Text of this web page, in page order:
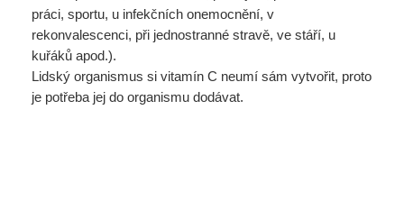
práci, sportu, u infekčních onemocnění, v
rekonvalescenci, při jednostranné stravě, ve stáří, u
kuřáků apod.).
Lidský organismus si vitamín C neumí sám vytvořit, proto
je potřeba jej do organismu dodávat.